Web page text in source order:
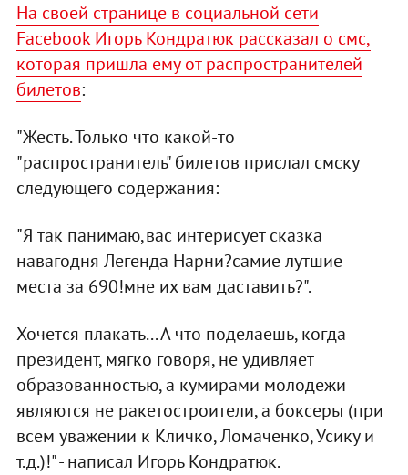
На своей странице в социальной сети
Facebook Игорь Кондратюк рассказал о смс,
которая пришла ему от распространителей
билетов:
"Жесть. Только что какой-то
"распространитель" билетов прислал смску
следующего содержания:
"Я так панимаю,вас интерисует сказка
навагодня Легенда Нарни?самие лутшие
места за 690!мне их вам даставить?".
Хочется плакать... А что поделаешь, когда
президент, мягко говоря, не удивляет
образованностью, а кумирами молодежи
являются не ракетостроители, а боксеры (при
всем уважении к Кличко, Ломаченко, Усику и
т.д.)!" - написал Игорь Кондратюк.